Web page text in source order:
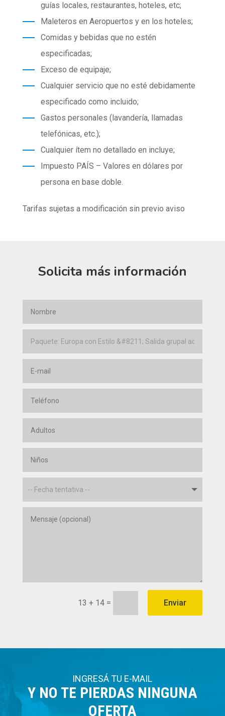
guías locales, restaurantes, hoteles, etc;
Maleteros en Aeropuertos y en los hoteles;
Comidas y bebidas que no estén
especificadas;
Exceso de equipaje;
Cualquier servicio que no esté debidamente
especificado como incluido;
Gastos personales (lavandería, llamadas
telefónicas, etc.);
Cualquier ítem no detallado en incluye;
Impuesto PAÍS – Valores en dólares por
persona en base doble.
Tarifas sujetas a modificación sin previo aviso
Solicita más información
13 + 14 = Enviar
INGRESÁ TU E-MAIL
Y NO TE PIERDAS NINGUNA
OFERTA